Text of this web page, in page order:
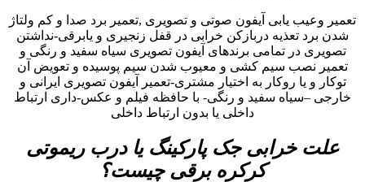
تعمیر وعیب یابی آیفون صوتی و تصویری ,تعمیر برد صدا و کم ولتاژ
شدن برد تعذیه دربازکن خرابی در قفل زنجیری و یابرقی-نداشتن
تصویری در تمامی برندهای آیفون تصویری سیاه سفید و رنگی و
تعمیر نصب سیم کشی و معیوب شدن سیم پوسیده و تعویض آن
توکار و یا روکار به اختیار مشتری-تعمیر آیفون تصویری ایرانی و
خارجی –سیاه سفید و رنگی- با حافظه فیلم و عکس-داری ارتباط
داخلی یا بدون ارتباط داخلی
علت خرابی جک پارکینگ یا درب ریموتی
کرکره برقی چیست؟